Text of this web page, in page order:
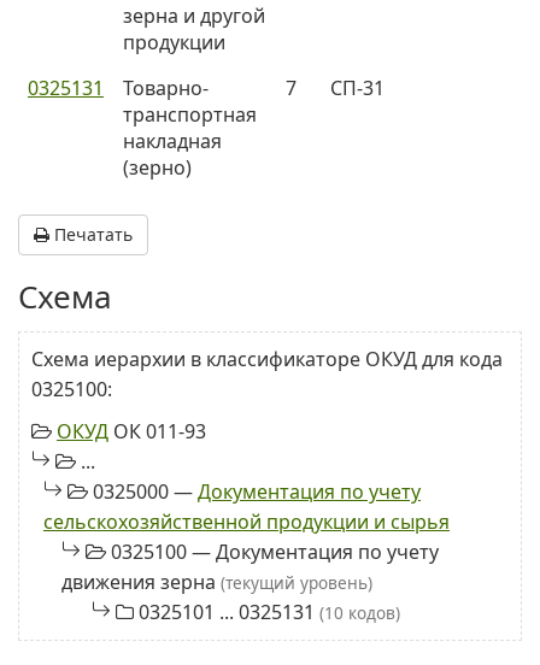
зерна и другой
продукции
0325131
Товарно-
транспортная
накладная
(зерно)
7 СП-31
Печатать
Схема
Схема иерархии в классификаторе ОКУД для кода
0325100:
ОКУД ОК 011-93
...
0325000 —Документация по учету
сельскохозяйственной продукции и сырья
0325100 — Документация по учету
движения зерна (текущий уровень)
0325101 ... 0325131 (10 кодов)